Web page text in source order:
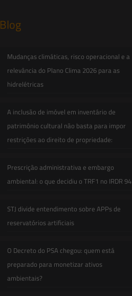
Blog
Mudanças climáticas, risco operacional e a
relevância do Plano Clima 2026 para as
hidrelétricas
A inclusão de imóvel em inventário de
patrimônio cultural não basta para impor
restrições ao direito de propriedade:
Prescrição administrativa e embargo
ambiental: o que decidiu o TRF1 no IRDR 94
STJ divide entendimento sobre APPs de
reservatórios artificiais
O Decreto do PSA chegou: quem está
preparado para monetizar ativos
ambientais?